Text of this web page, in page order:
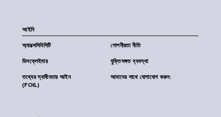
আইনি
অ্যাক্সেসিবিলিটি গোপনীয়তা নীতি
ডিসক্লেইমার যুক্তিসঙ্গত ব্যবস্থা
তথ্যের স্বাধীনতার আইন
(FOIL)
আমাদের সাথে যোগাযোগ করুন: